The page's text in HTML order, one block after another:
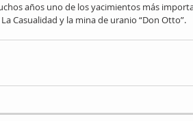
años uno de los yacimientos más
Casualidad y la mina de uranio “Don Otto”.